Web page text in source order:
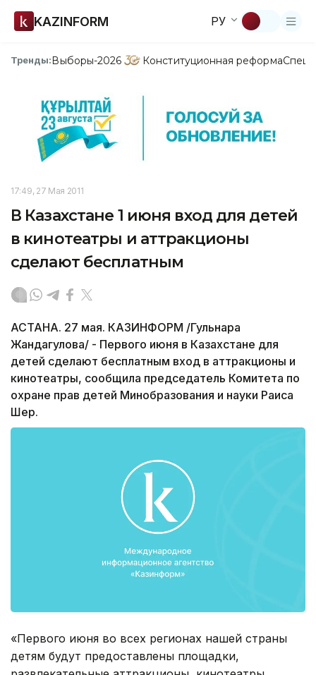
KAZINFORM РУ
Тренды:Выборы-2026 Конституционная реформа
17:49, 27 Мая 2011
В Казахстане 1 июня вход для детей
в кинотеатры и аттракционы
сделают бесплатным
АСТАНА. 27 мая. КАЗИНФОРМ /Гульнара
Жандагулова/ - Первого июня в Казахстане для
детей сделают бесплатным вход в аттракционы и
кинотеатры, сообщила председатель Комитета по
охране прав детей Минобразования и науки Раиса
Шер.
«Первого июня во всех регионах нашей страны
детям будут предоставлены площадки,